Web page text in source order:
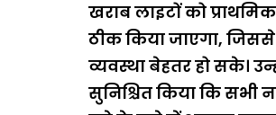
खराब लाइटों को
ठीक किया जाएगा, जिससे
व्यवस्था बेहतर हो सके।
सुनिश्चित किया कि सभी